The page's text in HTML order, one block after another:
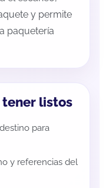
y permite
paquetería
tener listos
para
y referencias del